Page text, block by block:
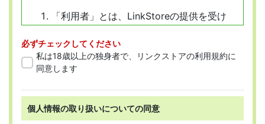
「利用者」とは、LinkStoreの提供を受け
「会員」とは、本規約に従って会員登録
をした人を指します。
必ずチェックしてください
私は18歳以上の独身者で、リンクストアの利用規約に
同意します
個人情報の取り扱いについての同意